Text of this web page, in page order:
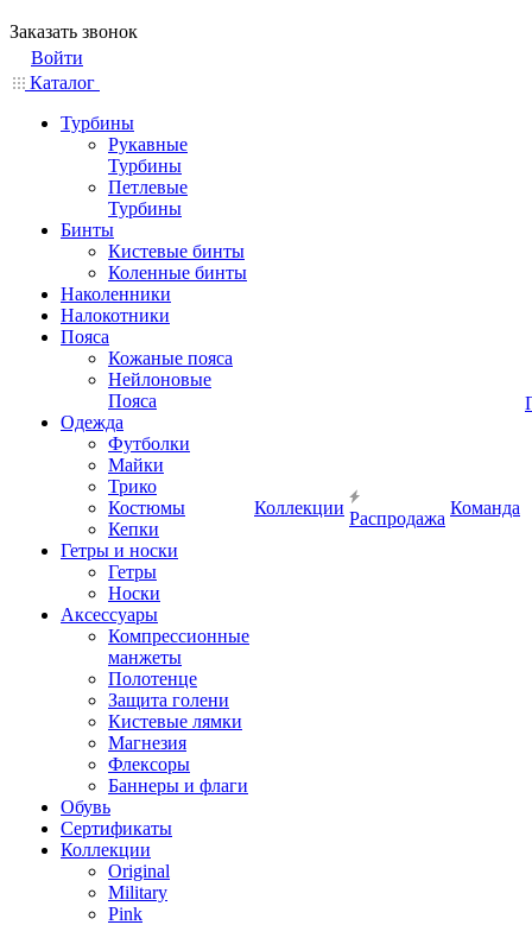
Заказать звонок
Войти
Каталог
Турбины
Рукавные
Турбины
Петлевые
Турбины
Бинты
Кистевые бинты
Коленные бинты
Наколенники
Налокотники
Пояса
Кожаные пояса
Нейлоновые
Пояса
Одежда
Футболки
Майки
Трико
Костюмы
Кепки
Гетры и носки
Гетры
Носки
Аксессуары
Компрессионные
манжеты
Полотенце
Защита голени
Кистевые лямки
Магнезия
Флексоры
Баннеры и флаги
Обувь
Сертификаты
Коллекции
Original
Military
Pink
Коллекции
Распродажа
Команда